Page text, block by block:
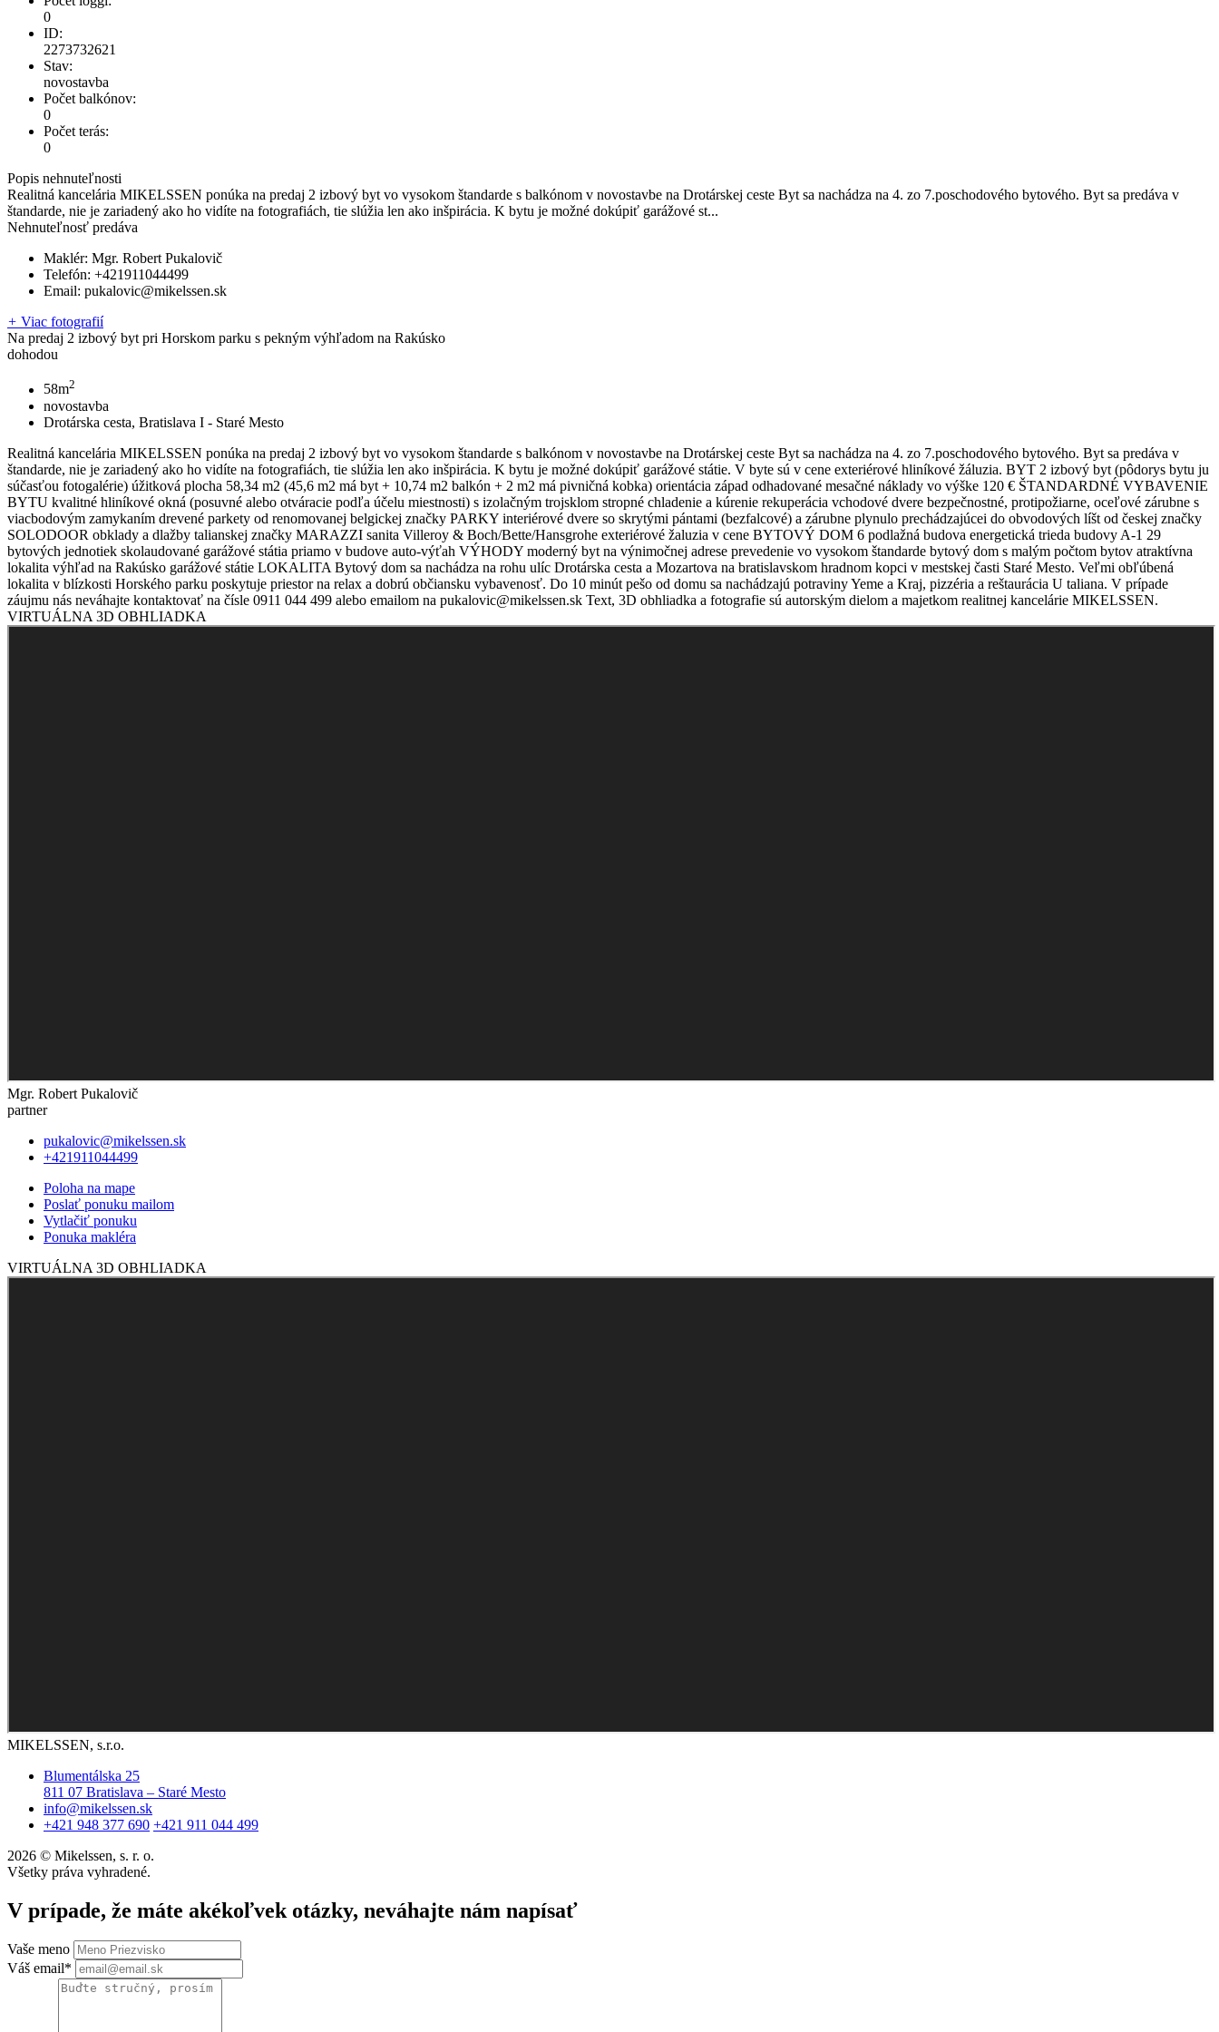
0
ID:
2273732621
Stav:
novostavba
Počet balkónov:
0
Počet terás:
0
Popis nehnuteľnosti
Realitná kancelária MIKELSSEN ponúka na predaj 2 izbový byt vo vysokom štandarde s balkónom v novostavbe na Drotárskej ceste Byt sa nachádza na 4. zo 7.poschodového bytového. Byt sa predáva v
štandarde, nie je zariadený ako ho vidíte na fotografiách, tie slúžia len ako inšpirácia. K bytu je možné dokúpiť garážové st...
Nehnuteľnosť predáva
Maklér: Mgr. Robert Pukalovič
Telefón: +421911044499
Email: pukalovic@mikelssen.sk
+ Viac fotografií
Na predaj 2 izbový byt pri Horskom parku s pekným výhľadom na Rakúsko
dohodou
58m2
novostavba
Drotárska cesta, Bratislava I - Staré Mesto
Realitná kancelária MIKELSSEN ponúka na predaj 2 izbový byt vo vysokom štandarde s balkónom v novostavbe na Drotárskej ceste Byt sa nachádza na 4. zo 7.poschodového bytového. Byt sa predáva v
štandarde, nie je zariadený ako ho vidíte na fotografiách, tie slúžia len ako inšpirácia. K bytu je možné dokúpiť garážové státie. V byte sú v cene exteriérové hliníkové žáluzia. BYT 2 izbový byt (pôdorys bytu ju
súčasťou fotogalérie) úžitková plocha 58,34 m2 (45,6 m2 má byt + 10,74 m2 balkón + 2 m2 má pivničná kobka) orientácia západ odhadované mesačné náklady vo výške 120 € ŠTANDARDNÉ VYBAVENIE
BYTU kvalitné hliníkové okná (posuvné alebo otváracie podľa účelu miestnosti) s izolačným trojsklom stropné chladenie a kúrenie rekuperácia vchodové dvere bezpečnostné, protipožiarne, oceľové zárubne s
viacbodovým zamykaním drevené parkety od renomovanej belgickej značky PARKY interiérové dvere so skrytými pántami (bezfalcové) a zárubne plynulo prechádzajúcei do obvodových líšt od českej značky
SOLODOOR obklady a dlažby talianskej značky MARAZZI sanita Villeroy & Boch/Bette/Hansgrohe exteriérové žaluzia v cene BYTOVÝ DOM 6 podlažná budova energetická trieda budovy A-1 29
bytových jednotiek skolaudované garážové státia priamo v budove auto-výťah VÝHODY moderný byt na výnimočnej adrese prevedenie vo vysokom štandarde bytový dom s malým počtom bytov atraktívna
lokalita výhľad na Rakúsko garážové státie LOKALITA Bytový dom sa nachádza na rohu ulíc Drotárska cesta a Mozartova na bratislavskom hradnom kopci v mestskej časti Staré Mesto. Veľmi obľúbená
lokalita v blízkosti Horského parku poskytuje priestor na relax a dobrú občiansku vybavenosť. Do 10 minút pešo od domu sa nachádzajú potraviny Yeme a Kraj, pizzéria a reštaurácia U taliana. V prípade
záujmu nás neváhajte kontaktovať na čísle 0911 044 499 alebo emailom na pukalovic@mikelssen.sk Text, 3D obhliadka a fotografie sú autorským dielom a majetkom realitnej kancelárie MIKELSSEN.
VIRTUÁLNA 3D OBHLIADKA
Mgr. Robert Pukalovič
partner
pukalovic@mikelssen.sk
+421911044499
Poloha na mape
Poslať ponuku mailom
Vytlačiť ponuku
Ponuka makléra
VIRTUÁLNA 3D OBHLIADKA
MIKELSSEN, s.r.o.
Blumentálska 25
811 07 Bratislava – Staré Mesto
info@mikelssen.sk
+421 948 377 690 +421 911 044 499
2026 © Mikelssen, s. r. o.
Všetky práva vyhradené.
V prípade, že máte akékoľvek otázky, neváhajte nám napísať
Vaše meno
Váš email*